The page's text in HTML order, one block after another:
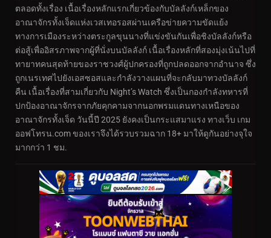
ตลอดทั้งเรื่อง เนื้อเรื่องหลักแรกเกี่ยวข้องกับบัลลังก์เหล็กของ
อาณาจักรทั้งเจ็ดแห่งเวสเทอรอสผ่านเครือข่ายความขัดแย้ง
ทางการเมืองระหว่างตระกูลขุนนางที่แข่งขันกันเพื่อชิงบัลลังก์หรือ
ต่อสู้เพื่ออิสรภาพจากผู้ที่นั่งบนบัลลังก์ เนื้อเรื่องหลักที่สองมุ่งเน้นไปที่
ทายาทคนสุดท้ายของราชวงศ์ผู้ปกครองที่ถูกปลดออกจากอำนาจ ซึ่ง
ถูกเนรเทศไปยังเอสซอสและกำลังวางแผนที่จะกลับมาทวงบัลลังก์
คืน เนื้อเรื่องที่สามเกี่ยวกับ Night’s Watch ซึ่งเป็นกองกำลังทหารที่
ปกป้องอาณาจักรจากภัยคุกคามจากนอกพรมแดนทางเหนือของ
อาณาจักรทั้งเจ็ด วันนี้ปี 2025 ยังคงเป็นกระแสมาแรง ทางเว็บ เกม
ออฟโทรน.com ของเราจึงได้รวบรวมฉาก 18+ มาให้ดูกันอย่างจุใจ
มากกว่า 1 ชม.